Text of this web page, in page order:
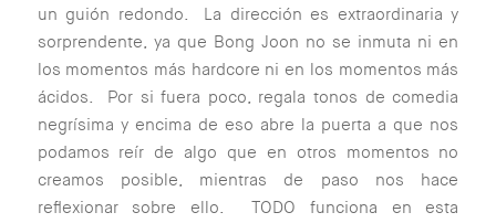
un guión redondo. La dirección es extraordinaria y
sorprendente, ya que Bong Joon no se inmuta ni en
los momentos más hardcore ni en los momentos más
ácidos. Por si fuera poco, regala tonos de comedia
negrísima y encima de eso abre la puerta a que nos
podamos reír de algo que en otros momentos no
creamos posible, mientras de paso nos hace
reflexionar sobre ello. TODO funciona en esta